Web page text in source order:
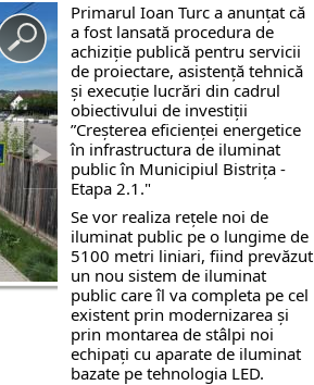
Primarul Ioan Turc a anunțat că
a fost lansată procedura de
achiziție publică pentru servicii
de proiectare, asistență tehnică
și execuție lucrări din cadrul
obiectivului de investiții
”Creșterea eficienței energetice
în infrastructura de iluminat
public în Municipiul Bistrița -
Etapa 2.1."
Se vor realiza rețele noi de
iluminat public pe o lungime de
5100 metri liniari, fiind prevăzut
un nou sistem de iluminat
public care îl va completa pe cel
existent prin modernizarea și
prin montarea de stâlpi noi
echipați cu aparate de iluminat
bazate pe tehnologia LED.